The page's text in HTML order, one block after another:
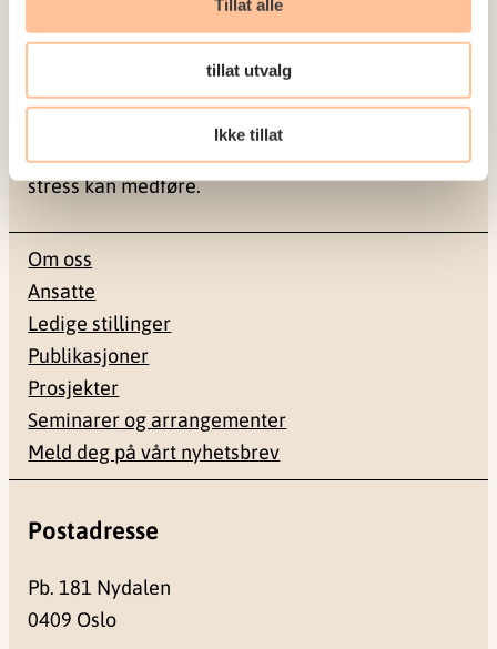
Tillat alle
tillat utvalg
Ikke tillat
stress kan medføre.
Om oss
Ansatte
Ledige stillinger
Publikasjoner
Prosjekter
Seminarer og arrangementer
Meld deg på vårt nyhetsbrev
Postadresse
Pb. 181 Nydalen
0409 Oslo